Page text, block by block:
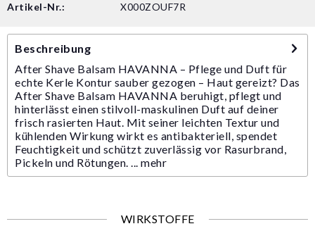
Artikel-Nr.: X000ZOUF7R
Beschreibung
After Shave Balsam HAVANNA – Pflege und Duft für
echte Kerle Kontur sauber gezogen – Haut gereizt? Das
After Shave Balsam HAVANNA beruhigt, pflegt und
hinterlässt einen stilvoll-maskulinen Duft auf deiner
frisch rasierten Haut. Mit seiner leichten Textur und
kühlenden Wirkung wirkt es antibakteriell, spendet
Feuchtigkeit und schützt zuverlässig vor Rasurbrand,
Pickeln und Rötungen. ... mehr
WIRKSTOFFE